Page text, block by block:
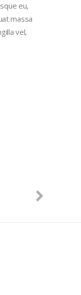
eu,
massa
vel,